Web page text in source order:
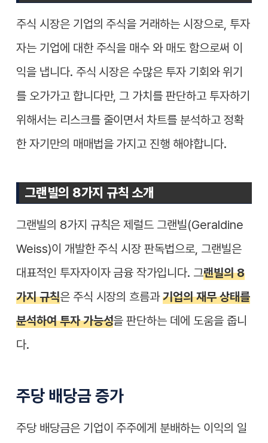
주식 시장은 기업의 주식을 거래하는 시장으로, 투자
자는 기업에 대한 주식을 매수 와 매도 함으로써 이
익을 냅니다. 주식 시장은 수많은 투자 기회와 위기
를 오가가고 합니다만, 그 가치를 판단하고 투자하기
위해서는 리스크를 줄이면서 차트를 분석하고 정확
한 자기만의 매매법을 가지고 진행 해야합니다.
그랜빌의 8가지 규칙 소개
그랜빌의 8가지 규칙은 제럴드 그랜빌(Geraldine
Weiss)이 개발한 주식 시장 판독법으로, 그랜빌은
대표적인 투자자이자 금융 작가입니다. 그랜빌의 8
가지 규칙은 주식 시장의 흐름과기업의 재무 상태를
분석하여 투자 가능성을 판단하는 데에 도움을 줍니
다.
주당 배당금 증가
주당 배당금은 기업이 주주에게 분배하는 이익의 일